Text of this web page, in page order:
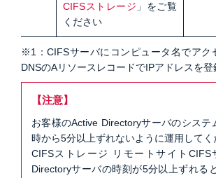
CIFSストレージ 」をご覧
ください
※1：CIFSサーバにコンピュータ名でアク
DNSのAリソースレコードでIPアドレスを登
【注意】
お客様のActive Directoryサーバのシステ
時から5分以上ずれないように運用してく
CIFSストレージ リモートサイトCIFS
Directoryサーバの時刻が5分以上ずれる